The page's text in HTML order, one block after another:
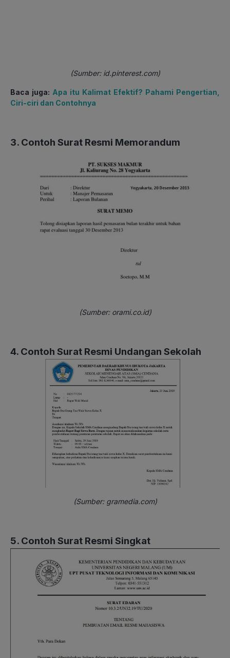
(Sumber: id.pinterest.com)
Baca juga: Apa itu Kalimat Efektif? Pahami Pengertian,
Ciri-ciri dan Contohnya
3. Contoh Surat Resmi Memorandum
(Sumber: orami.co.id)
4. Contoh Surat Resmi Undangan Sekolah
(Sumber: gramedia.com)
5. Contoh Surat Resmi Singkat